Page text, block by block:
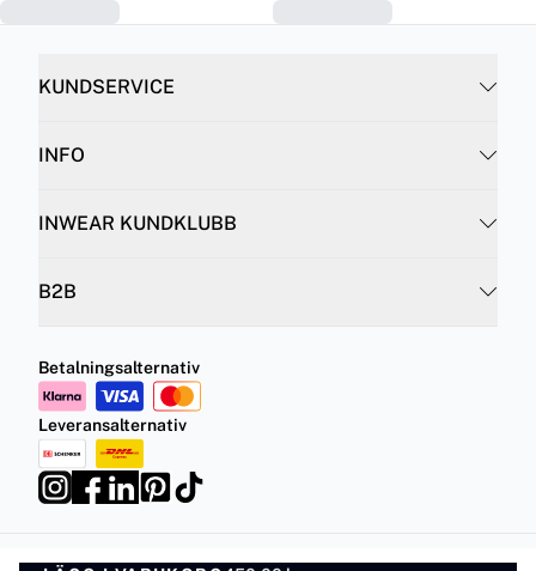
KUNDSERVICE
INFO
INWEAR KUNDKLUBB
B2B
Betalningsalternativ
Leveransalternativ